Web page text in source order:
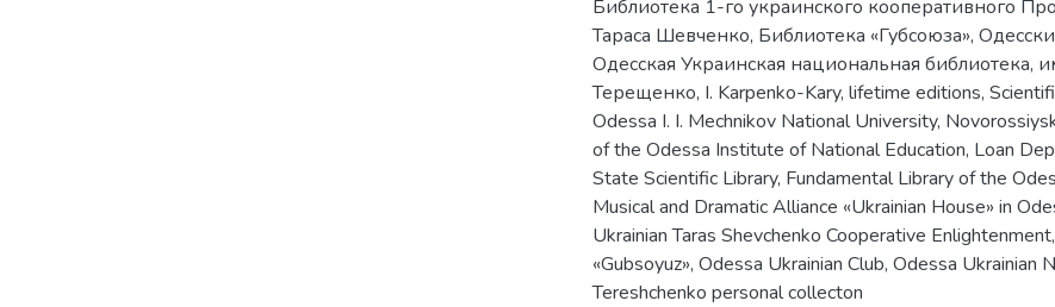
Библиотека 1-го украинского кооперативного
Тараса Шевченко, Библиотека «Губсоюза»,
Одесская Украинская национальная библиотека,
Терещенко, I. Karpenko-Kary, lifetime editions,
Odessa I. I. Mechnikov National University,
of the Odessa Institute of National Education, Loan
State Scientific Library, Fundamental Library of the
Musical and Dramatic Alliance «Ukrainian House» in
Ukrainian Taras Shevchenko Cooperative Enlightenment,
«Gubsoyuz», Odessa Ukrainian Club, Odessa Ukrainian
Tereshchenko personal collecton